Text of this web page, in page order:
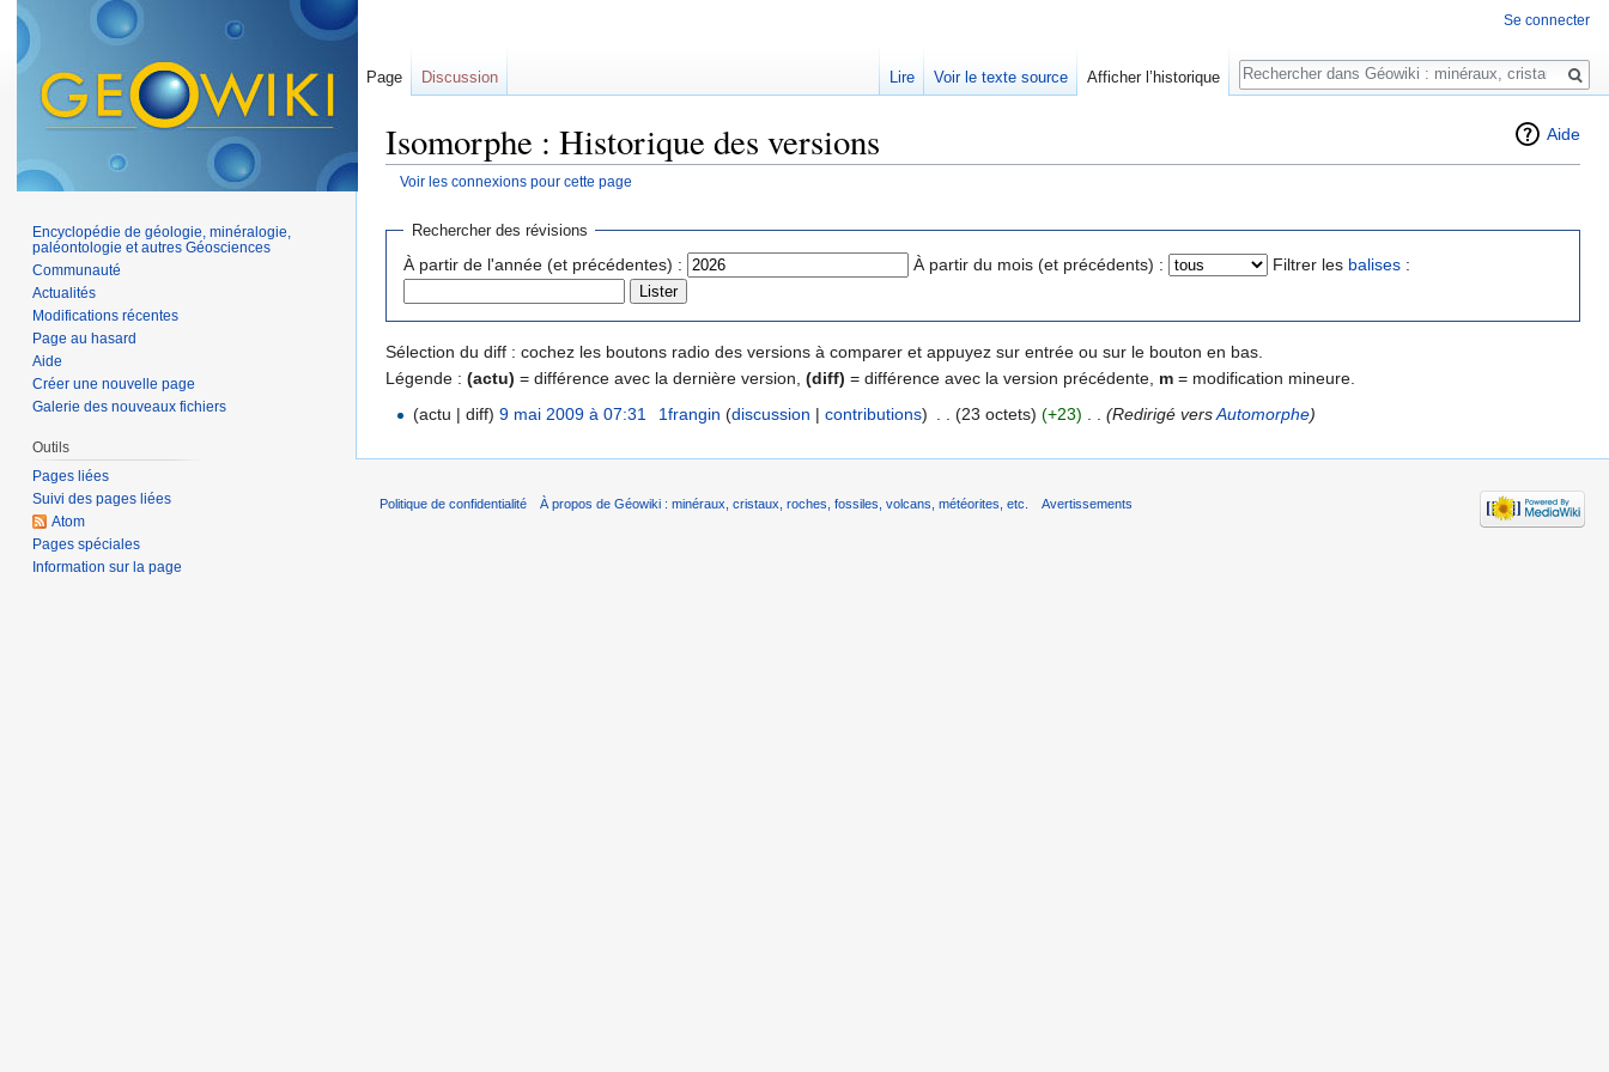
Aide
Isomorphe : Historique des versions
Voir les connexions pour cette page
Rechercher des révisions
À partir de l'année (et précédentes) : À partir du mois (et précédents) : Filtrer les balises :
Sélection du diff : cochez les boutons radio des versions à comparer et appuyez sur entrée ou sur le bouton en bas.
Légende : (actu) = différence avec la dernière version, (diff) = différence avec la version précédente, m = modification mineure.
(actu | diff) 9 mai 2009 à 07:31 1frangin (discussion | contributions) (23 octets) (+23) (Redirigé versAutomorphe)
Se connecter
Page Discussion Lire Voir le texte source Afficher l’historique
Rechercher
Encyclopédie de géologie, minéralogie,
paléontologie et autres Géosciences
Communauté
Actualités
Modifications récentes
Page au hasard
Aide
Créer une nouvelle page
Galerie des nouveaux fichiers
Outils
Pages liées
Suivi des pages liées
Atom
Pages spéciales
Information sur la page
Politique de confidentialité À propos de Géowiki : minéraux, cristaux, roches, fossiles, volcans, météorites, etc. Avertissements